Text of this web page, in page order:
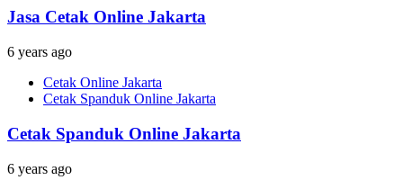
Jasa Cetak Online Jakarta
6 years ago
Cetak Online Jakarta
Cetak Spanduk Online Jakarta
Cetak Spanduk Online Jakarta
6 years ago